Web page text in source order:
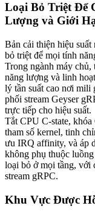
Loại Bỏ Triệt Để
Lượng và Giới
Bản cải thiện hiệu
bỏ triệt để mọi tính
Trong ngành máy chủ,
năng lượng và linh
lý tần suất cao nơi mili
phối stream Geyser
trực tiếp cho hiệu suất.
Tắt CPU C-state,
tham số kernel, tinh
ưu IRQ affinity, và áp
không phụ thuộc
loại bỏ ở mọi tầng, với
stream gRPC.
Khu Vực Được